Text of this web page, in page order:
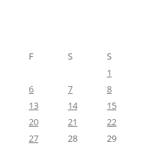
F S
S
1
6 7
8
13 14
15
20 21
22
27 28
29